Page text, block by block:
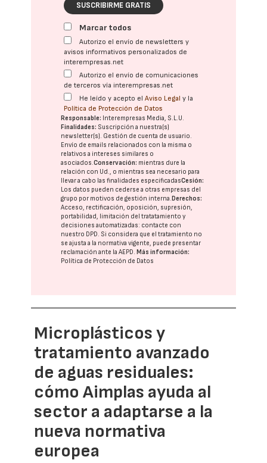
SUSCRIBIRME GRATIS
Marcar todos
Autorizo el envío de newsletters y
avisos informativos personalizados de
interempresas.net
Autorizo el envío de comunicaciones
de terceros vía interempresas.net
He leído y acepto elAviso Legal y la
Política de Protección de Datos
Responsable: Interempresas Media, S.L.U.
Finalidades: Suscripción a nuestra(s)
newsletter(s). Gestión de cuenta de usuario.
Envío de emails relacionados con la misma o
relativos a intereses similares o
asociados.Conservación: mientras dure la
relación con Ud., o mientras sea necesario para
llevar a cabo las finalidades especificadasCesión:
Los datos pueden cederse a otras empresas del
grupo por motivos de gestión interna. Derechos:
Acceso, rectificación, oposición, supresión,
portabilidad, limitación del tratatamiento y
decisiones automatizadas: contacte con
nuestro DPD. Si considera que el tratamiento no
se ajusta a la normativa vigente, puede presentar
reclamación ante laAEPD. Más información:
Política de Protección de Datos
Microplásticos y
tratamiento avanzado
de aguas residuales:
cómo Aimplas ayuda al
sector a adaptarse a la
nueva normativa
europea